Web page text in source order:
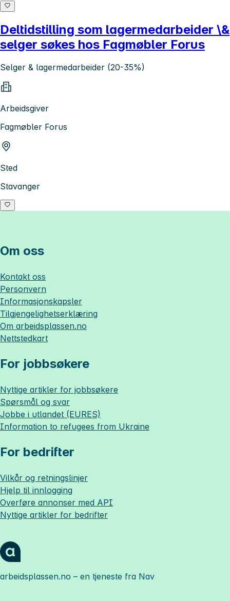
Deltidstilling som lagermedarbeider \&
selger søkes hos Fagmøbler Forus
Selger & lagermedarbeider (20-35%)
Arbeidsgiver
Fagmøbler Forus
Sted
Stavanger
Om oss
Kontakt oss
Personvern
Informasjonskapsler
Tilgjengelighetserklæring
Om arbeidsplassen.no
Nettstedkart
For jobbsøkere
Nyttige artikler for jobbsøkere
Spørsmål og svar
Jobbe i utlandet (EURES)
Information to refugees from Ukraine
For bedrifter
Vilkår og retningslinjer
Hjelp til innlogging
Overføre annonser med API
Nyttige artikler for bedrifter
arbeidsplassen.no – en tjeneste fra Nav